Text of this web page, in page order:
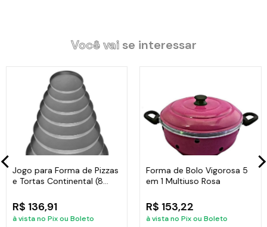
Características do Produto:
Medida Total com a alça: 29cm.
Largura: 24cm.
Peso: 2,990Kg.
Itens Inclusos:
24cm.
Você vaise interessar
Jogo para Forma de Pizzas
e Tortas Continental (8
R$ 136,91
à vista no Pix ou Boleto
Forma de Bolo Vigorosa 5
em 1 Multiuso Rosa
R$ 153,22
à vista no Pix ou Boleto